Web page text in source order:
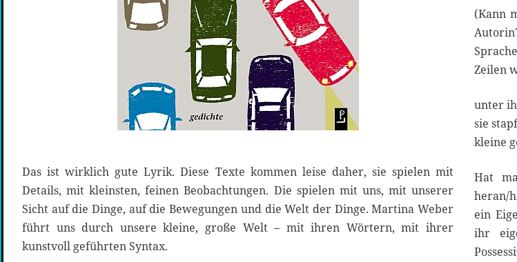
Das ist wirklich gute Lyrik. Diese Texte kommen leise daher, sie spielen mit
Details, mit kleinsten, feinen Beobachtungen. Die spielen mit uns, mit unserer
Sicht auf die Dinge, auf die Bewegungen und die Welt der Dinge. Martina Weber
führt uns durch unsere kleine, große Welt – mit ihren Wörtern, mit ihrer
kunstvoll geführten Syntax.
(Kann
Zeilen
unter
sie
kleine
Hat
heran/
ein
ihr